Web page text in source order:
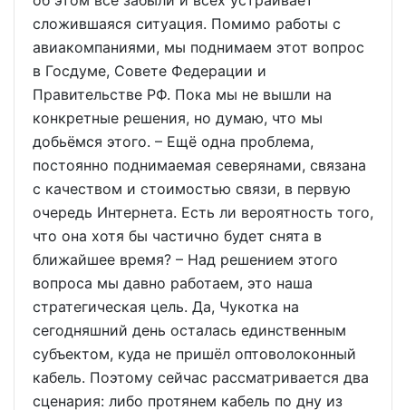
сложившаяся ситуация. Помимо работы с
авиакомпаниями, мы поднимаем этот вопрос
в Госдуме, Совете Федерации и
Правительстве РФ. Пока мы не вышли на
конкретные решения, но думаю, что мы
добьёмся этого. – Ещё одна проблема,
постоянно поднимаемая северянами, связана
с качеством и стоимостью связи, в первую
очередь Интернета. Есть ли вероятность того,
что она хотя бы частично будет снята в
ближайшее время? – Над решением этого
вопроса мы давно работаем, это наша
стратегическая цель. Да, Чукотка на
сегодняшний день осталась единственным
субъектом, куда не пришёл оптоволоконный
кабель. Поэтому сейчас рассматривается два
сценария: либо протянем кабель по дну из